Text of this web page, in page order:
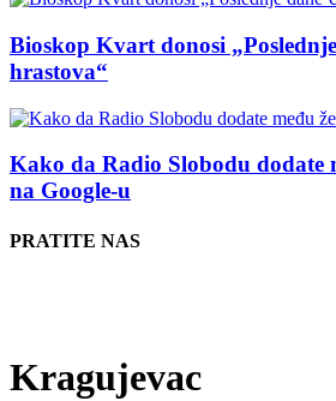
Bioskop Kvart donosi
hrastova“
Kako da Radio Slobodu dodate
na Google-u
PRATITE NAS
Kragujevac